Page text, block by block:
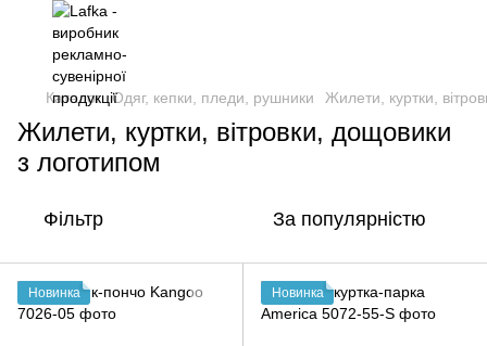
Каталог Одяг, кепки, пледи, рушники Жилети, куртки,
Жилети, куртки, вітровки, дощовики
з логотипом
Фільтр За популярністю
Новинка Новинка